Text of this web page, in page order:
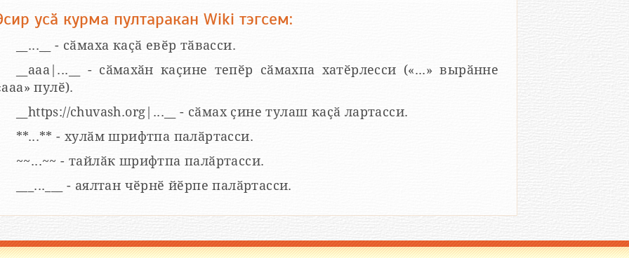
усӑ курма пултаракан Wiki тэгсем:
__...__ - сӑмаха каҫӑ евӗр тӑвасси.
__aaa|...__ - сӑмахӑн каҫине тепӗр сӑмахпа хатӗрлесси («...» вырӑнне
пулӗ).
__https://chuvash.org|...__ - сӑмах ҫине тулаш каҫӑ лартасси.
**...** - хулӑм шрифтпа палӑртасси.
~~...~~ - тайлӑк шрифтпа палӑртасси.
___...___ - аялтан чӗрнӗ йӗрпе палӑртасси.